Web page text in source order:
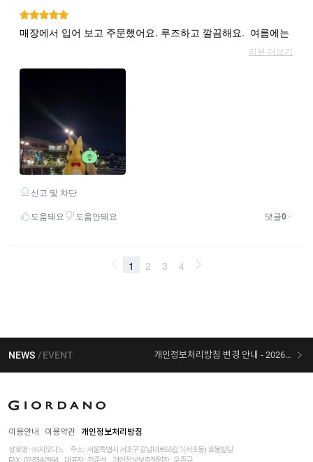
NEWS EVENT 개인정보처리방침 변경 안내 - 2026/07/30 시행
이용안내 이용약관 개인정보처리방침
상호명 : ㈜지오다노
주소 : 서울특별시 서초구 강남대로65길 1(서초동) 효봉빌딩